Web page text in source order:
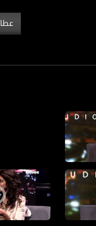
وحرية الاختيار بين
ستوديو